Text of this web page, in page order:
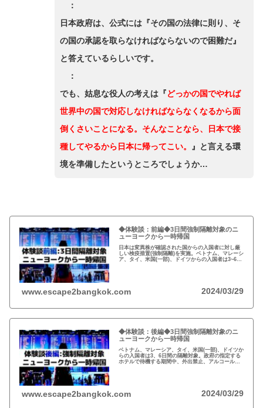
：
日本政府は、公式には『その国の法律に則り、そ
の国の承認を取らなければならないので困難だ』
と答えているらしいです。
：
でも、姑息な役人の考えは『どっかの国でやれば
世界中の国で対応しなければならなくなるから面
倒くさいことになる。そんなことなら、日本で接
種してやるから日本に帰ってこい。
』と言える環
境を準備したというところでしょうか…
◆体験談：前編◆3日間強制隔離対象のニ
ューヨークから一時帰国
日本は変異株が確認された国からの入国者に対し厳
しい検疫措置(強制隔離)を実施。ベトナム、マレーシ
ア、タイ、米国(一部)、ドイツからの入国者は3~6日
www.escape2bangkok.com 2024/03/29
◆体験談：後編◆3日間強制隔離対象のニ
ューヨークから一時帰国
ベトナム、マレーシア、タイ、米国(一部)、ドイツか
らの入国者は3、6日間の隔離対象。政府の指定する
ホテルで待機する期間中、外出禁止、アルコール禁
www.escape2bangkok.com 2024/03/29